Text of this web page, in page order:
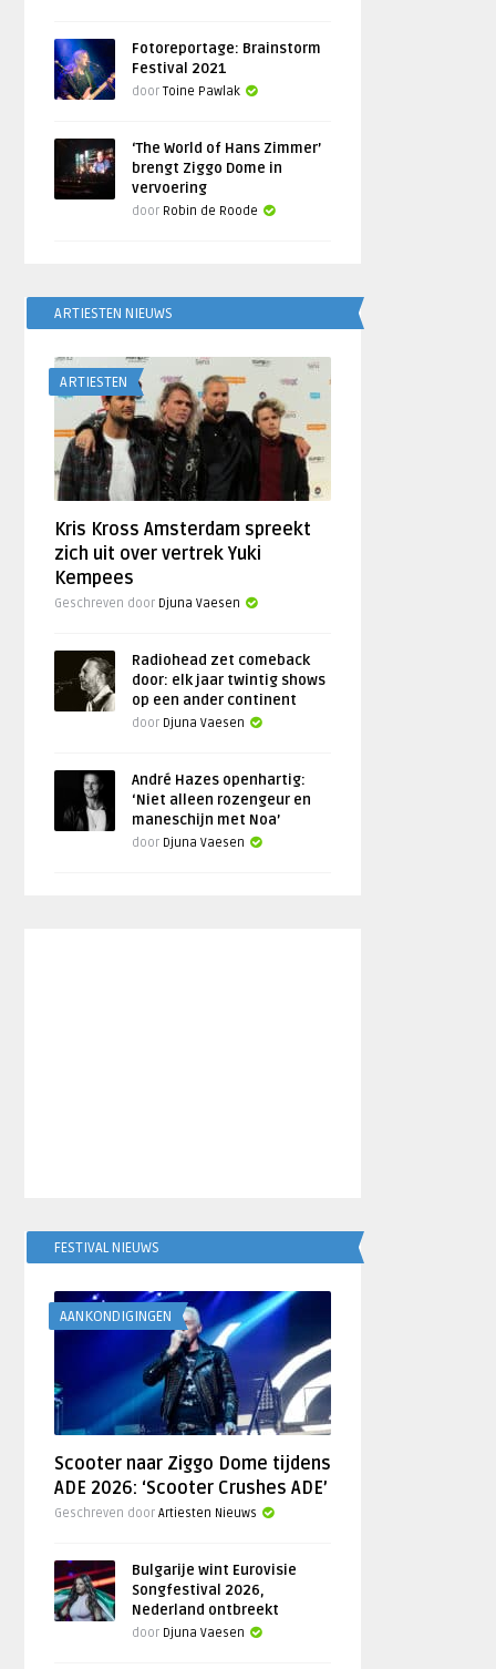
Fotoreportage: Brainstorm
Festival 2021
doorToine Pawlak
‘The World of Hans Zimmer’
brengt Ziggo Dome in
vervoering
door Robin de Roode
ARTIESTEN NIEUWS
ARTIESTEN
Kris Kross Amsterdam spreekt
zich uit over vertrek Yuki
Kempees
Geschreven door Djuna Vaesen
Radiohead zet comeback
door: elk jaar twintig shows
op een ander continent
door Djuna Vaesen
André Hazes openhartig:
‘Niet alleen rozengeur en
maneschijn met Noa’
door Djuna Vaesen
FESTIVAL NIEUWS
AANKONDIGINGEN
Scooter naar Ziggo Dome tijdens
ADE 2026: ‘Scooter Crushes ADE’
Geschreven doorArtiesten Nieuws
Bulgarije wint Eurovisie
Songfestival 2026,
Nederland ontbreekt
door Djuna Vaesen